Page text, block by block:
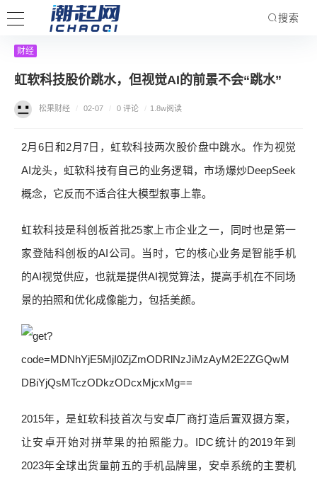
搜索
财经
虹软科技股价跳水，但视觉AI的前景不会“跳水”
松果财经 / 02-07 / 0 评论 / 1.8w阅读
2月6日和2月7日，虹软科技两次股价盘中跳水。作为视觉
AI龙头，虹软科技有自己的业务逻辑，市场爆炒DeepSeek
概念，它反而不适合往大模型叙事上靠。
虹软科技是科创板首批25家上市企业之一，同时也是第一
家登陆科创板的AI公司。当时，它的核心业务是智能手机
的AI视觉供应，也就是提供AI视觉算法，提高手机在不同场
景的拍照和优化成像能力，包括美颜。
2015年，是虹软科技首次与安卓厂商打造后置双摄方案，
让安卓开始对拼苹果的拍照能力。IDC统计的2019年到
2023年全球出货量前五的手机品牌里，安卓系统的主要机